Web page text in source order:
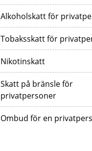
Alkoholskatt för
Tobaksskatt för
Nikotinskatt
Skatt på bränsle för
privatpersoner
Ombud för en